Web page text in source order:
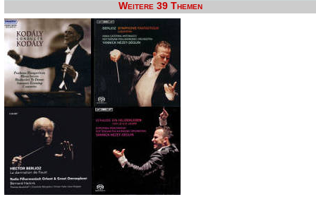
Weitere 39 Themen